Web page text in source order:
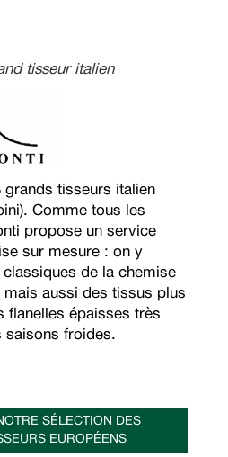
tisseur italien
grands tisseurs italien
Comme tous les
propose un service
sur mesure : on y
de la chemise
mais aussi des tissus plus
flanelles épaisses très
saisons froides.
SÉLECTION DES
EUROPÉENS